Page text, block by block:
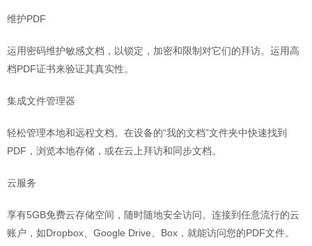
维护PDF
运用密码维护敏感文档，以锁定，加密和限制对它们的拜访。运用高
档PDF证书来验证其真实性。
集成文件管理器
轻松管理本地和远程文档。在设备的“我的文档”文件夹中快速找到
PDF，浏览本地存储，或在云上拜访和同步文档。
云服务
享有5GB免费云存储空间，随时随地安全访问。连接到任意流行的云
账户，如Dropbox、Google Drive、Box，就能访问您的PDF文件。